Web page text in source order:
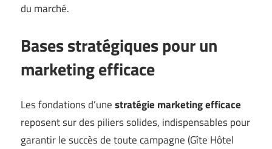
du marché.
Bases stratégiques pour un
marketing efficace
Les fondations d’unestratégie marketing efficace
reposent sur des piliers solides, indispensables pour
garantir le succès de toute campagne (Gîte Hôtel